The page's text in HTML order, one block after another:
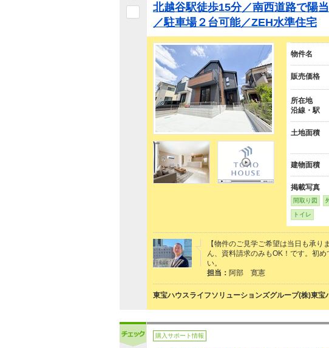
北越谷駅徒歩15分／南西道路で陽
／駐車場２台可能／ZEH水準住宅
物件名
販売価格
所在地
沿線・駅
土地面積
建物面積
掲載写真
間取り図
トイレ
【物件のご見学ご希望は当日も承
ん、資料請求のみもOK！です。初
い。
担当： 阿部 寛憲
東宝ハウスライフソリューションズグループ(株)東宝
購入サポート情報